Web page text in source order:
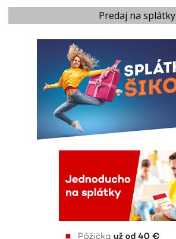
Predaj na splátky